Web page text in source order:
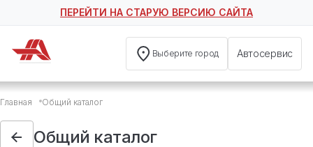
ПЕРЕЙТИ НА СТАРУЮ ВЕРСИЮ САЙТА
Выберите город Автосервис
Общий каталог
Автосвет
Автотовары
Главная Общий каталог
Общий каталог